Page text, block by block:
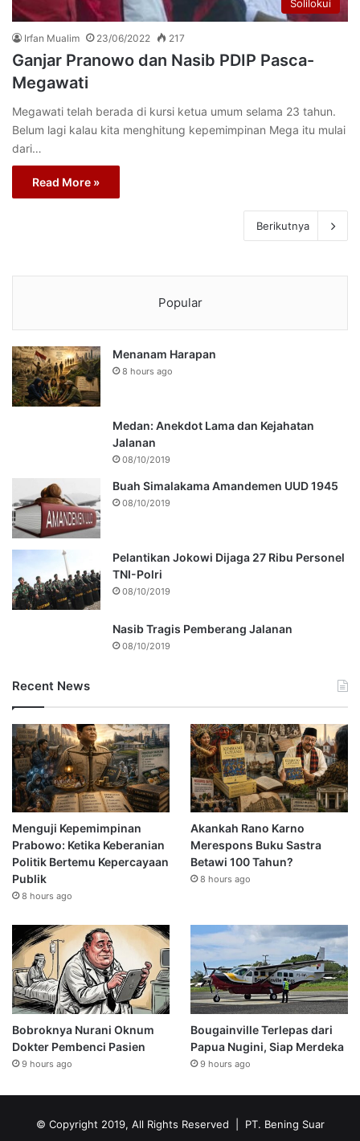
Solilokui
Irfan Mualim 23/06/2022 217
Ganjar Pranowo dan Nasib PDIP Pasca-
Megawati
Megawati telah berada di kursi ketua umum selama 23 tahun.
Belum lagi kalau kita menghitung kepemimpinan Mega itu mulai
dari…
Read More »
Berikutnya
Popular
Menanam Harapan
8 hours ago
Medan: Anekdot Lama dan Kejahatan
Jalanan
08/10/2019
Buah Simalakama Amandemen UUD 1945
08/10/2019
Pelantikan Jokowi Dijaga 27 Ribu Personel
TNI-Polri
08/10/2019
Nasib Tragis Pemberang Jalanan
08/10/2019
Recent News
Menguji Kepemimpinan
Prabowo: Ketika Keberanian
Politik Bertemu Kepercayaan
Publik
8 hours ago
Akankah Rano Karno
Merespons Buku Sastra
Betawi 100 Tahun?
8 hours ago
Bobroknya Nurani Oknum
Dokter Pembenci Pasien
9 hours ago
Bougainville Terlepas dari
Papua Nugini, Siap Merdeka
9 hours ago
© Copyright 2019, All Rights Reserved | PT. Bening Suar